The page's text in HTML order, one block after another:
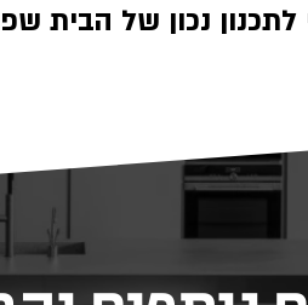
לתכנון נכון של הבית